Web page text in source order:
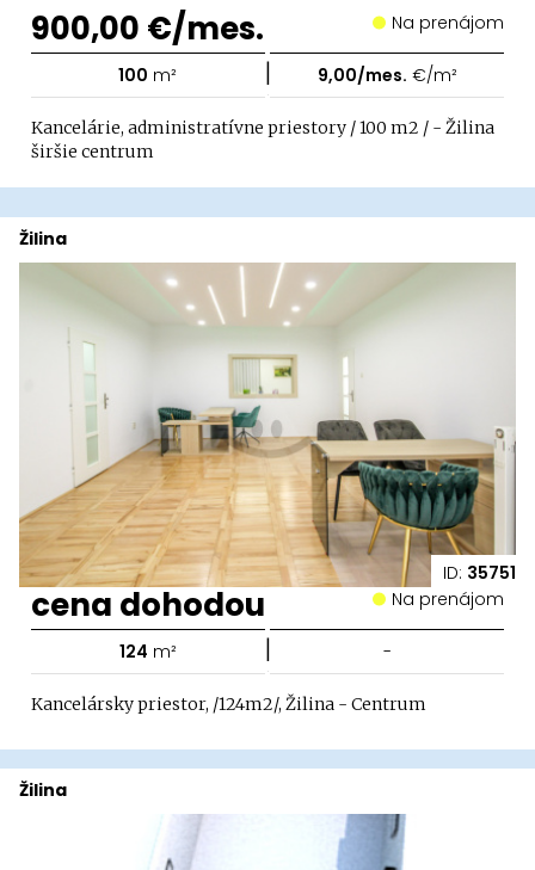
900,00 €/mes. Na prenájom
100 m² | 9,00/mes. €/m²
Kancelárie, administratívne priestory / 100 m2 / - Žilina
širšie centrum
ID: 35751
Žilina
cena dohodou Na prenájom
124 m² | -
Kancelársky priestor, /124m2/, Žilina - Centrum
Žilina